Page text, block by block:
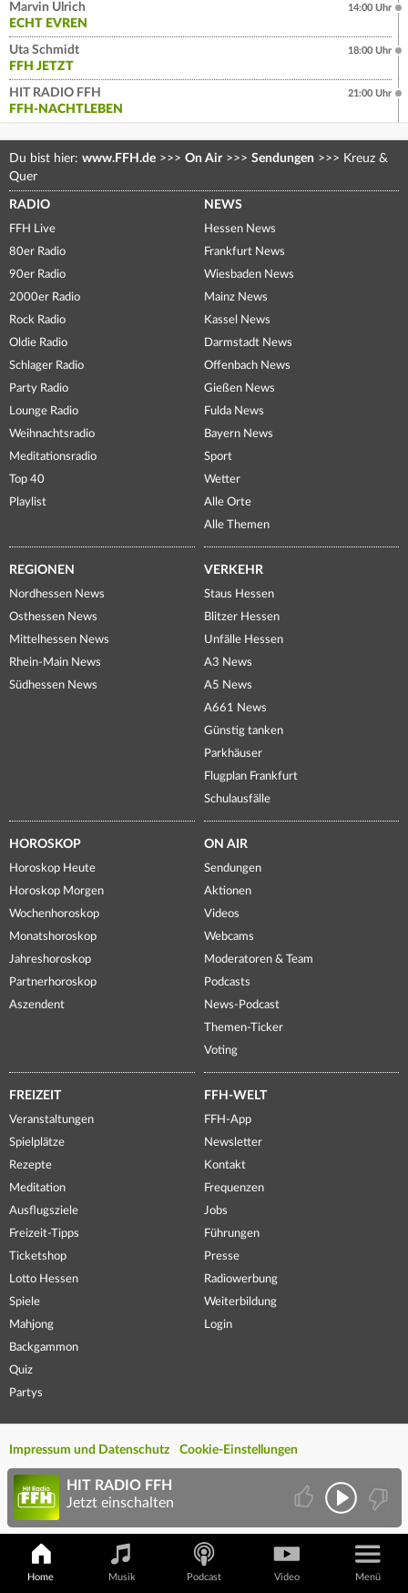
Marvin Ulrich
ECHT EVREN
14:00 Uhr
Uta Schmidt
FFH JETZT
18:00 Uhr
HIT RADIO FFH
FFH-NACHTLEBEN
21:00 Uhr
Du bist hier: www.FFH.de >>> On Air >>> Sendungen >>> Kreuz &
Quer
RADIO
FFH Live
80er Radio
90er Radio
2000er Radio
Rock Radio
Oldie Radio
Schlager Radio
Party Radio
Lounge Radio
Weihnachtsradio
Meditationsradio
Top 40
Playlist
NEWS
Hessen News
Frankfurt News
Wiesbaden News
Mainz News
Kassel News
Darmstadt News
Offenbach News
Gießen News
Fulda News
Bayern News
Sport
Wetter
Alle Orte
Alle Themen
REGIONEN
Nordhessen News
Osthessen News
Mittelhessen News
Rhein-Main News
Südhessen News
VERKEHR
Staus Hessen
Blitzer Hessen
Unfälle Hessen
A3 News
A5 News
A661 News
Günstig tanken
Parkhäuser
Flugplan Frankfurt
Schulausfälle
HOROSKOP
Horoskop Heute
Horoskop Morgen
Wochenhoroskop
Monatshoroskop
Jahreshoroskop
Partnerhoroskop
Aszendent
ON AIR
Sendungen
Aktionen
Videos
Webcams
Moderatoren & Team
Podcasts
News-Podcast
Themen-Ticker
Voting
FREIZEIT
Veranstaltungen
Spielplätze
Rezepte
Meditation
Ausflugsziele
Freizeit-Tipps
Ticketshop
Lotto Hessen
Spiele
Mahjong
Backgammon
Quiz
Partys
FFH-WELT
FFH-App
Newsletter
Kontakt
Frequenzen
Jobs
Führungen
Presse
Radiowerbung
Weiterbildung
Login
Impressum und Datenschutz Cookie-Einstellungen
Home Musik Podcast Video Menü
HIT RADIO FFH
Jetzt einschalten